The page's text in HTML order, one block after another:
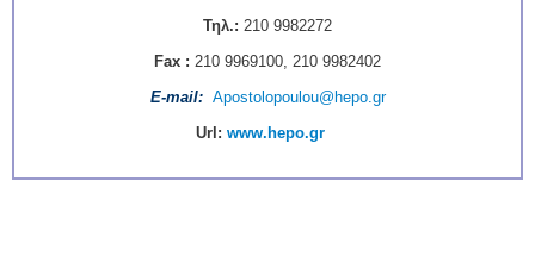
Τηλ.: 210 9982272
Fax : 210 9969100, 210 9982402
Ε-mail: Apostolopoulou@hepo.gr
Url: www.hepo.gr